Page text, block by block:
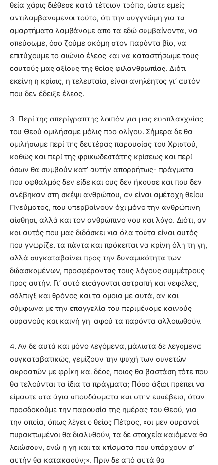
θεία χάρις διέθεσε κατά τέτοιον τρόπο, ώστε εμείς
αντιλαμβανόμενοι τούτο, ότι την συγγνώμη για τα
αμαρτήματα λαμβάνομε από τα εδώ συμβαίνοντα, να
σπεύσωμε, όσο ζούμε ακόμη στον παρόντα βίο, να
επιτύχουμε το αιώνιο έλεος και να καταστήσωμε τους
εαυτούς μας αξίους της θείας φιλανθρωπίας. Διότι
εκείνη η κρίσις, η τελευταία, είναι ανηλέητος γι’ αυτόν
που δεν έδειξε έλεος.
3. Περί της απερίγραπτης λοιπόν για μας ευσπλαγχνίας
του Θεού ομιλήσαμε μόλις προ ολίγου. Σήμερα δε θα
ομιλήσωμε περί της δευτέρας παρουσίας του Χριστού,
καθώς και περί της φρικωδεστάτης κρίσεως και περί
όσων θα συμβούν κατ’ αυτήν απορρήτως- πράγματα
που οφθαλμός δεν είδε και ους δεν ήκουσε και που δεν
ανέβηκαν στη σκέψι ανθρώπου, αν είναι αμέτοχη θείου
Πνεύματος, που υπερβαίνουν όχι μόνο την ανθρώπινη
αίσθησι, αλλά και τον ανθρώπινο νου και λόγο. Διότι, αν
και αυτός που μας διδάσκει για όλα τούτα είναι αυτός
που γνωρίζει τα πάντα και πρόκειται να κρίνη όλη τη γη,
αλλά συγκαταβαίνει προς την δυναμικότητα των
διδασκομένων, προσφέροντας τους λόγους συμμέτρους
προς αυτήν. Γι’ αυτό εισάγονται αστραπή και νεφέλες,
σάλπιγξ και θρόνος και τα όμοια με αυτά, αν και
σύμφωνα με την επαγγελία του περιμένομε καινούς
ουρανούς και καινή γη, αφού τα παρόντα αλλοιωθούν.
4. Αν δε αυτά και μόνο λεγόμενα, μάλιστα δε λεγόμενα
συγκαταβατικώς, γεμίζουν την ψυχή των συνετών
ακροατών με φρίκη και δέος, ποιός θα βαστάση τότε που
θα τελούνται τα ίδια τα πράγματα; Πόσο άξιοι πρέπει να
είμαστε στα άγια σπουδάσματα και στην ευσέβεια, όταν
προσδοκούμε την παρουσία της ημέρας του Θεού, για
την οποία, όπως λέγει ο θείος Πέτρος, «οι μεν ουρανοί
πυρακτωμένοι θα διαλυθούν, τα δε στοιχεία καιόμενα θα
λειώσουν, ενώ η γη και τα κτίσματα που υπάρχουν σ’
αυτήν θα κατακαούν;». Πριν δε από αυτά θα